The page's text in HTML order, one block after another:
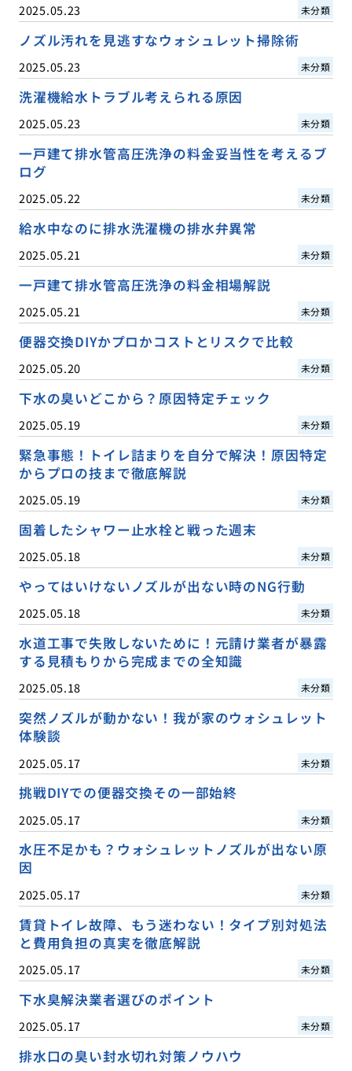
2025.05.23 未分類
ノズル汚れを見逃すなウォシュレット掃除術
2025.05.23 未分類
洗濯機給水トラブル考えられる原因
2025.05.23 未分類
一戸建て排水管高圧洗浄の料金妥当性を考えるブ
ログ
2025.05.22 未分類
給水中なのに排水洗濯機の排水弁異常
2025.05.21 未分類
一戸建て排水管高圧洗浄の料金相場解説
2025.05.21 未分類
便器交換DIYかプロかコストとリスクで比較
2025.05.20 未分類
下水の臭いどこから？原因特定チェック
2025.05.19 未分類
緊急事態！トイレ詰まりを自分で解決！原因特定
からプロの技まで徹底解説
2025.05.19 未分類
固着したシャワー止水栓と戦った週末
2025.05.18 未分類
やってはいけないノズルが出ない時のNG行動
2025.05.18 未分類
水道工事で失敗しないために！元請け業者が暴露
する見積もりから完成までの全知識
2025.05.18 未分類
突然ノズルが動かない！我が家のウォシュレット
体験談
2025.05.17 未分類
挑戦DIYでの便器交換その一部始終
2025.05.17 未分類
水圧不足かも？ウォシュレットノズルが出ない原
因
2025.05.17 未分類
賃貸トイレ故障、もう迷わない！タイプ別対処法
と費用負担の真実を徹底解説
2025.05.17 未分類
下水臭解決業者選びのポイント
2025.05.17 未分類
排水口の臭い封水切れ対策ノウハウ